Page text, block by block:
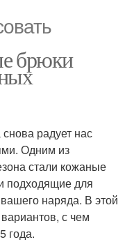
брюки
радует нас
Одним из
стали кожаные
подходящие для
наряда. В этой
с чем
года.